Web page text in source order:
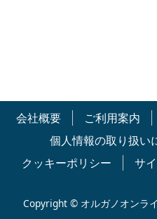
会社概要 ご利用案内
個人情報の取り扱い
クッキーポリシー
サ
Copyright © オルガノオンラ